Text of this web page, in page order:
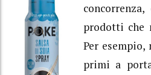
prodotti che
Per
primi a